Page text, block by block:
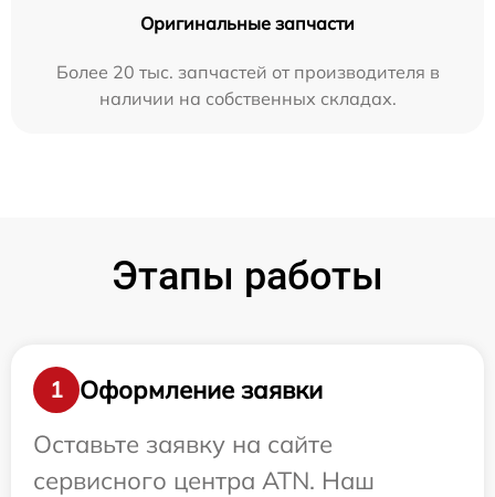
Оригинальные запчасти
Более 20 тыс. запчастей от производителя в
наличии на собственных складах.
Этапы работы
1
Оформление заявки
Оставьте заявку на сайте
сервисного центра ATN. Наш